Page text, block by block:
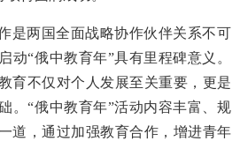
是两国全面战略协作伙伴关系不可
动“俄中教育年”具有里程碑意义。
育不仅对个人发展至关重要，更是
。“俄中教育年”活动内容丰富、规
道，通过加强教育合作，增进青年